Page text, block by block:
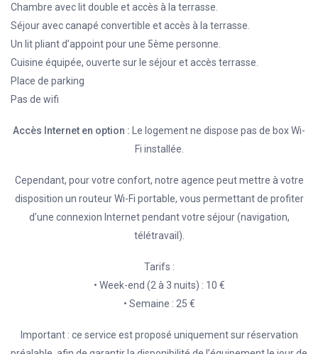
Chambre avec lit double et accès à la terrasse.
Séjour avec canapé convertible et accès à la terrasse.
Un lit pliant d’appoint pour une 5ème personne.
Cuisine équipée, ouverte sur le séjour et accès terrasse.
Place de parking
Pas de wifi
Accès Internet en option : Le logement ne dispose pas de box Wi-
Fi installée.
Cependant, pour votre confort, notre agence peut mettre à votre
disposition un routeur Wi-Fi portable, vous permettant de profiter
d’une connexion Internet pendant votre séjour (navigation,
télétravail).
Tarifs :
• Week-end (2 à 3 nuits) : 10 €
• Semaine : 25 €
Important : ce service est proposé uniquement sur réservation